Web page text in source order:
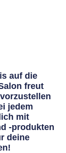
auf die
freut
jedem
mit
-produkten
deine